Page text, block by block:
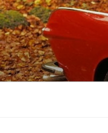
Ga
naar
de
inhoud